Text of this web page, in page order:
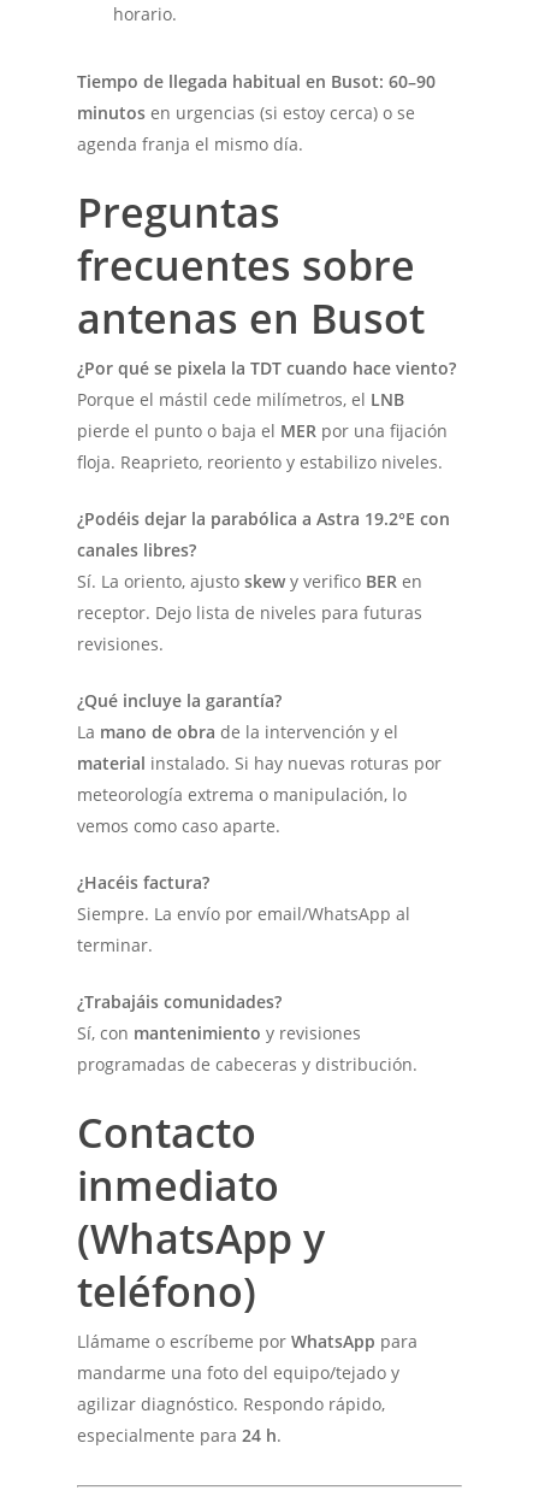
horario.
Tiempo de llegada habitual en Busot: 60–90
minutos en urgencias (si estoy cerca) o se
agenda franja el mismo día.
Preguntas
frecuentes sobre
antenas en Busot
¿Por qué se pixela la TDT cuando hace viento?
Porque el mástil cede milímetros, el LNB
pierde el punto o baja el MER por una fijación
floja. Reaprieto, reoriento y estabilizo niveles.
¿Podéis dejar la parabólica a Astra 19.2°E con
canales libres?
Sí. La oriento, ajustoskew y verifico BER en
receptor. Dejo lista de niveles para futuras
revisiones.
¿Qué incluye la garantía?
La mano de obra de la intervención y el
material instalado. Si hay nuevas roturas por
meteorología extrema o manipulación, lo
vemos como caso aparte.
¿Hacéis factura?
Siempre. La envío por email/WhatsApp al
terminar.
¿Trabajáis comunidades?
Sí, con mantenimiento y revisiones
programadas de cabeceras y distribución.
Contacto
inmediato
(WhatsApp y
teléfono)
Llámame o escríbeme porWhatsApp para
mandarme una foto del equipo/tejado y
agilizar diagnóstico. Respondo rápido,
especialmente para24 h.